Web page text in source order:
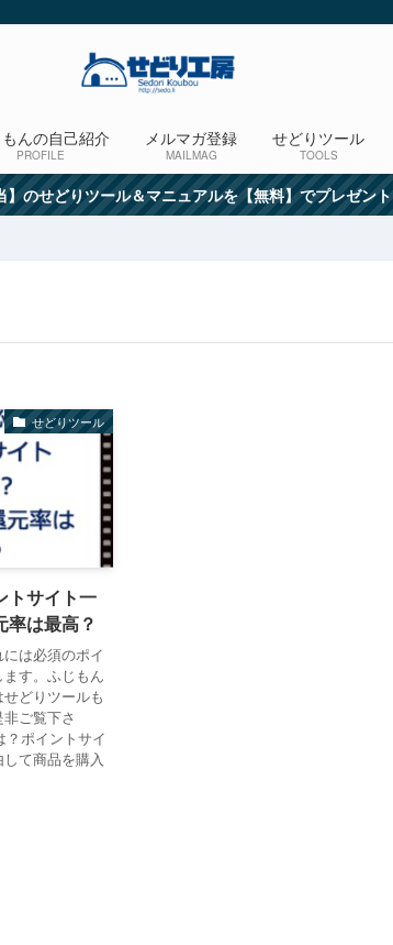
んの自己紹介
PROFILE
メルマガ登録
MAILMAG
せどりツール
TOOLS
】のせどりツール＆マニュアルを【無料】でプレゼン
せどりツール
トサイト一
率は最高？
は必須のポイ
す。ふじもん
どりツールも
ご覧下さ
ポイントサイ
て商品を購入